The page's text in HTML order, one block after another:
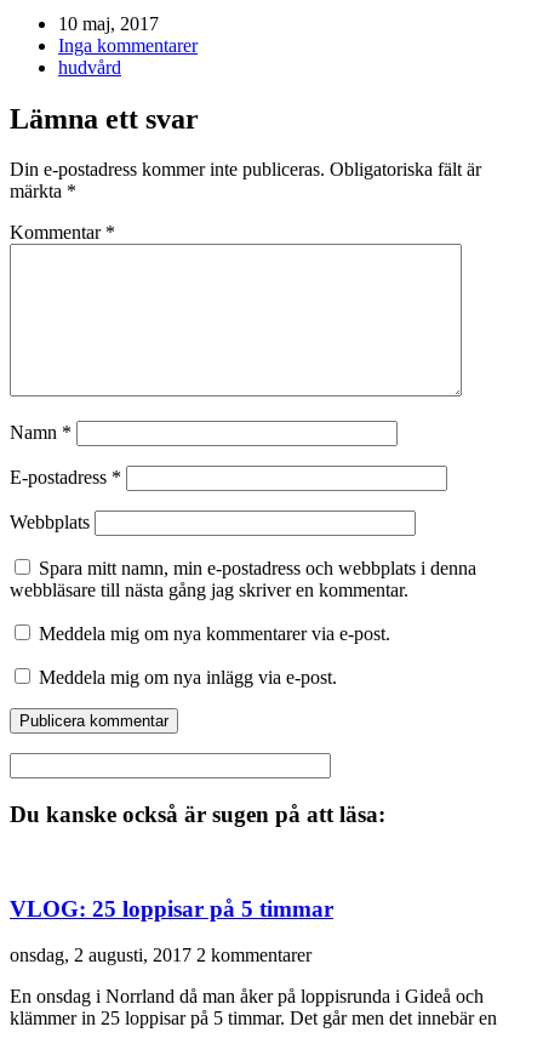
10 maj, 2017
Inga kommentarer
hudvård
Lämna ett svar
Din e-postadress kommer inte publiceras. Obligatoriska fält är
märkta *
Kommentar *
Namn *
E-postadress *
Webbplats
Spara mitt namn, min e-postadress och webbplats i denna
webbläsare till nästa gång jag skriver en kommentar.
Meddela mig om nya kommentarer via e-post.
Meddela mig om nya inlägg via e-post.
Du kanske också är sugen på att läsa:
VLOG: 25 loppisar på 5 timmar
onsdag, 2 augusti, 2017 2 kommentarer
En onsdag i Norrland då man åker på loppisrunda i Gideå och
klämmer in 25 loppisar på 5 timmar. Det går men det innebär en